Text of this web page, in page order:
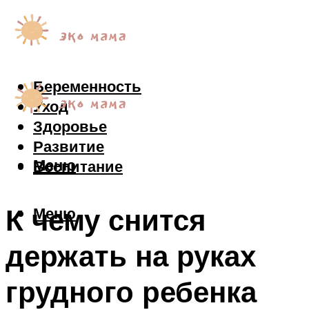
Беременность
Уход
Здоровье
Развитие
Воспитание
Меню
Меню
К чему снится
держать на руках
грудного ребенка